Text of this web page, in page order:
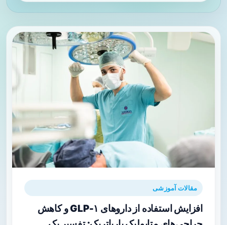
مقالات آموزشی
افزایش استفاده از داروهای GLP-۱ و کاهش